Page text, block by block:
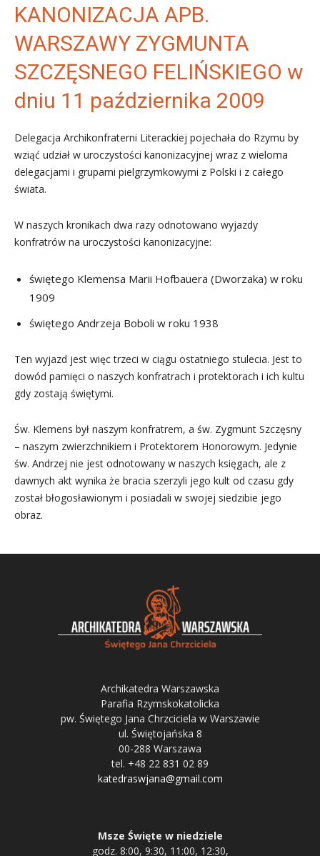
KANONIZACJA APB.
WARSZAWY ZYGMUNTA
SZCZĘSNEGO FELIŃSKIEGO w
dniu 11 października 2009
Delegacja Archikonfraterni Literackiej pojechała do Rzymu by
wziąć udział w uroczystości kanonizacyjnej wraz z wieloma
delegacjami i grupami pielgrzymkowymi z Polski i z całego
świata.
W naszych kronikach dwa razy odnotowano wyjazdy
konfratrów na uroczystości kanonizacyjne:
świętego Klemensa Marii Hofbauera (Dworzaka) w roku
1909
świętego Andrzeja Boboli w roku 1938
Ten wyjazd jest więc trzeci w ciągu ostatniego stulecia. Jest to
dowód pamięci o naszych konfratrach i protektorach i ich kultu
gdy zostają świętymi.
Św. Klemens był naszym konfratrem, a św. Zygmunt Szczęsny
– naszym zwierzchnikiem i Protektorem Honorowym. Jedynie
św. Andrzej nie jest odnotowany w naszych księgach, ale z
dawnych akt wynika że bracia szerzyli jego kult od czasu gdy
został błogosławionym i posiadali w swojej siedzibie jego
obraz.
Archikatedra Warszawska
Parafia Rzymskokatolicka
pw. Świętego Jana Chrzciciela w Warszawie
ul. Świętojańska 8
00-288 Warszawa
tel. +48 22 831 02 89
katedraswjana@gmail.com
Msze Święte w niedziele
godz. 8:00, 9:30, 11:00, 12:30,